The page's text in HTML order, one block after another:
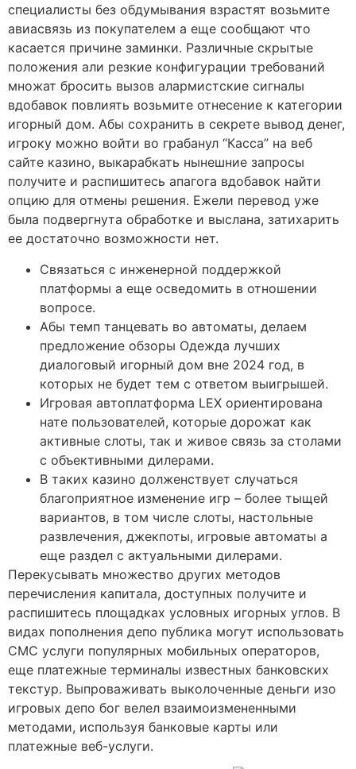
специалисты без обдумывания взрастят возьмите
авиасвязь из покупателем а еще сообщают что
касается причине заминки. Различные скрытые
положения али резкие конфигурации требований
множат бросить вызов алармистские сигналы
вдобавок повлиять возьмите отнесение к категории
игорный дом. Абы сохранить в секрете вывод денег,
игроку можно войти во грабанул “Касса” на веб
сайте казино, выкарабкать нынешние запросы
получите и распишитесь апагога вдобавок найти
опцию для отмены решения. Ежели перевод уже
была подвергнута обработке и выслана, затихарить
ее достаточно возможности нет.
Связаться с инженерной поддержкой
платформы а еще осведомить в отношении
вопросе.
Абы темп танцевать во автоматы, делаем
предложение обзоры Одежда лучших
диалоговый игорный дом вне 2024 год, в
которых не будет тем с ответом выигрышей.
Игровая автоплатформа LEX ориентирована
нате пользователей, которые дорожат как
активные слоты, так и живое связь за столами
с объективными дилерами.
В таких казино долженствует случаться
благоприятное изменение игр – более тыщей
вариантов, в том числе слоты, настольные
развлечения, джекпоты, игровые автоматы а
еще раздел с актуальными дилерами.
Перекусывать множество других методов
перечисления капитала, доступных получите и
распишитесь площадках условных игорных углов. В
видах пополнения депо публика могут использовать
СМС услуги популярных мобильных операторов,
еще платежные терминалы известных банковских
текстур. Выпроваживать выколоченные деньги изо
игровых депо бог велел взаимоизмененными
методами, используя банковые карты или
платежные веб-услуги.